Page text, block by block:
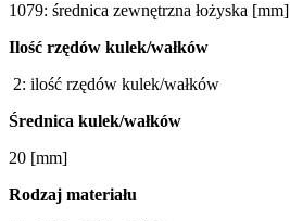
1079: średnica zewnętrzna łożyska [mm]
Ilość rzędów kulek/wałków
2: ilość rzędów kulek/wałków
Średnica kulek/wałków
20 [mm]
Rodzaj materiału